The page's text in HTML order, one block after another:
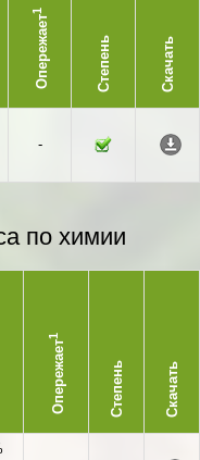
Опережает
1
Степень Скачать
-
по химии
Опережает
1
Степень Скачать